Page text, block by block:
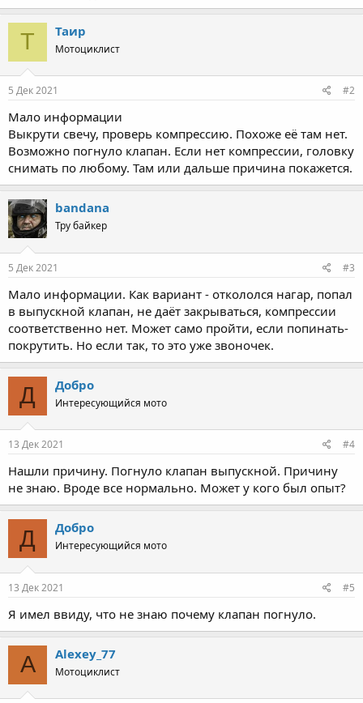
Т Таир
Мотоциклист
5 Дек 2021 #2
Мало информации
Выкрути свечу, проверь компрессию. Похоже её там нет.
Возможно погнуло клапан. Если нет компрессии, головку
снимать по любому. Там или дальше причина покажется.
bandana
Тру байкер
5 Дек 2021 #3
Мало информации. Как вариант - откололся нагар, попал
в выпускной клапан, не даёт закрываться, компрессии
соответственно нет. Может само пройти, если попинать-
покрутить. Но если так, то это уже звоночек.
Д Добро
Интересующийся мото
13 Дек 2021 #4
Нашли причину. Погнуло клапан выпускной. Причину
не знаю. Вроде все нормально. Может у кого был опыт?
Д Добро
Интересующийся мото
13 Дек 2021 #5
Я имел ввиду, что не знаю почему клапан погнуло.
A Alexey_77
Мотоциклист